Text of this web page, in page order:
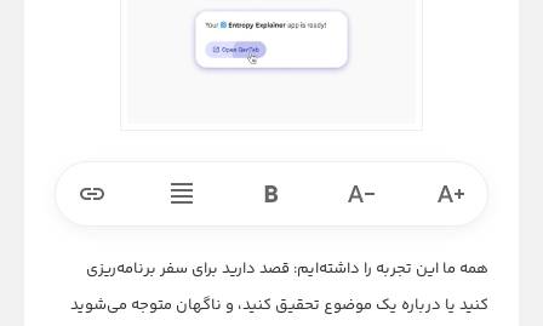
همه ما این تجربه را داشته‌ایم: قصد دارید برای سفر برنامه‌ریزی
کنید یا درباره یک موضوع تحقیق کنید، و ناگهان متوجه می‌شوید